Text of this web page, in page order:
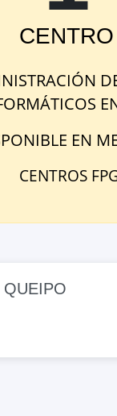
QUEIPO
España
CENTRO
EN